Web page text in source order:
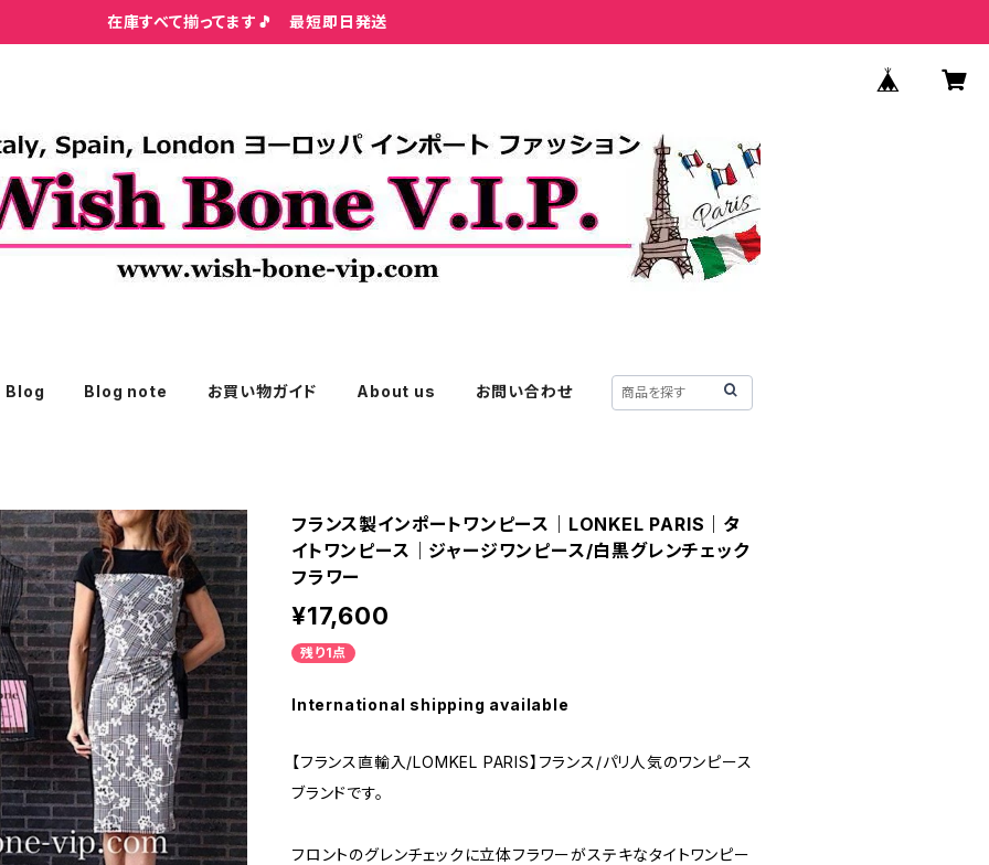
在庫すべて揃ってます🎵 最短即日発送
Blog Blog note お買い物ガイド About us お問い合わせ
フランス製インポートワンピース｜LONKEL PARIS｜タ
イトワンピース｜ジャージワンピース/白黒グレンチェック
フラワー
¥17,600
残り1点
International shipping available
【フランス直輸入/LOMKEL PARIS】フランス/パリ人気のワンピース
ブランドです。
フロントのグレンチェックに立体フラワーがステキなタイトワンピー